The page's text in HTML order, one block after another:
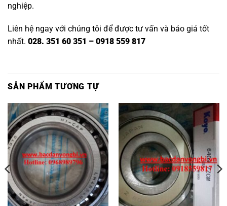
nghiệp.
Liên hệ ngay với chúng tôi để được tư vấn và báo giá tốt
nhất. 028. 351 60 351 – 0918 559 817
SẢN PHẨM TƯƠNG TỰ